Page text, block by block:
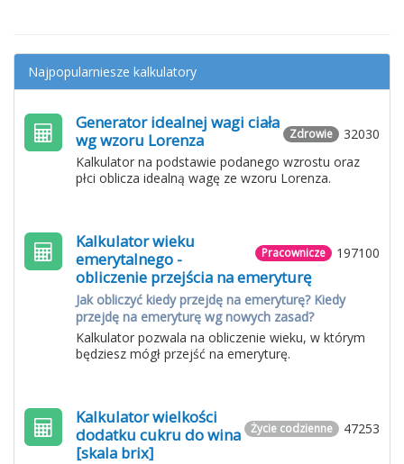
Najpopularniesze kalkulatory
32030
Zdrowie
Generator idealnej wagi ciała
wg wzoru Lorenza
Kalkulator na podstawie podanego wzrostu oraz
płci oblicza idealną wagę ze wzoru Lorenza.
197100
Pracownicze
Kalkulator wieku
emerytalnego -
obliczenie przejścia na emeryturę
Jak obliczyć kiedy przejdę na emeryturę? Kiedy
przejdę na emeryturę wg nowych zasad?
Kalkulator pozwala na obliczenie wieku, w którym
będziesz mógł przejść na emeryturę.
47253
Życie codzienne
Kalkulator wielkości
dodatku cukru do wina
[skala brix]